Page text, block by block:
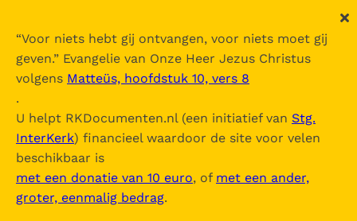
“Voor niets hebt gij ontvangen, voor niets moet gij
geven.” Evangelie van Onze Heer Jezus Christus
volgens Matteüs, hoofdstuk 10, vers 8
.
U helpt RKDocumenten.nl (een initiatief van Stg.
InterKerk) financieel waardoor de site voor velen
beschikbaar is
met een donatie van 10 euro, of met een ander,
groter, eenmalig bedrag.